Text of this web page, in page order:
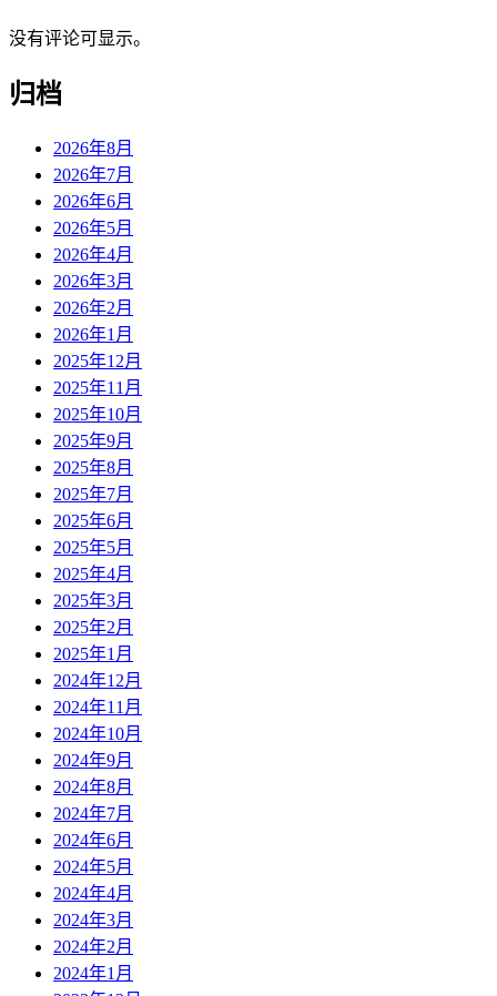
没有评论可显示。
归档
2026年8月
2026年7月
2026年6月
2026年5月
2026年4月
2026年3月
2026年2月
2026年1月
2025年12月
2025年11月
2025年10月
2025年9月
2025年8月
2025年7月
2025年6月
2025年5月
2025年4月
2025年3月
2025年2月
2025年1月
2024年12月
2024年11月
2024年10月
2024年9月
2024年8月
2024年7月
2024年6月
2024年5月
2024年4月
2024年3月
2024年2月
2024年1月